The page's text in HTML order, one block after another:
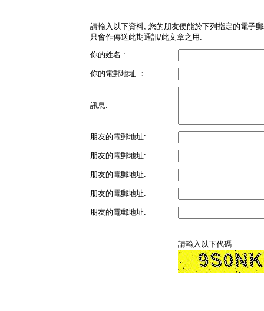
請輸入以下資料, 您的朋友便能於下列指定的電子
只會作傳送此期通訊/此文章之用.
你的姓名 :
你的電郵地址 ：
訊息:
朋友的電郵地址:
朋友的電郵地址:
朋友的電郵地址:
朋友的電郵地址:
朋友的電郵地址:
請輸入以下代碼